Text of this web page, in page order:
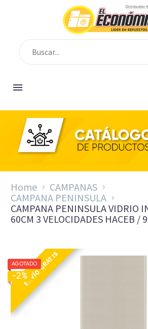
CAMP PEN VID 60 V3
Home
CAMPANAS
CAMPANA PENINSULA
CAMPANA PENINSULA VIDRIO
60CM 3 VELOCIDADES HACEB /
ENVÍO GRATIS
AGOTADO
-2%